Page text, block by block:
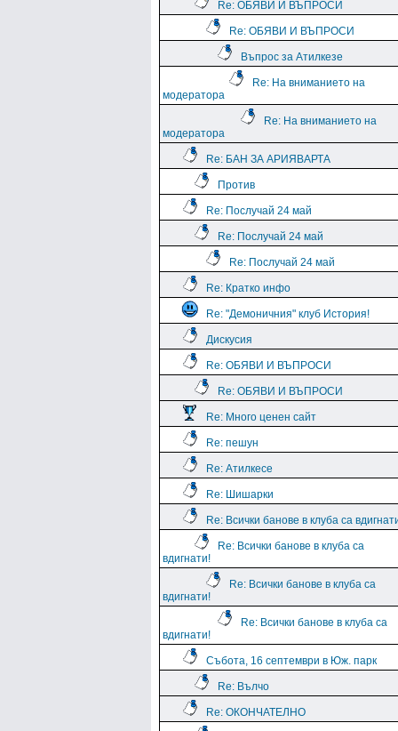
Re: ОБЯВИ И ВЪПРОСИ
Re: ОБЯВИ И ВЪПРОСИ
Въпрос за Атилкезе
Re: На вниманието на
модератора
Re: На вниманието на
модератора
Re: БАН ЗА АРИЯВАРТА
Против
Re: Послучай 24 май
Re: Послучай 24 май
Re: Послучай 24 май
Re: Кратко инфо
Re: "Демоничния" клуб История!
Дискусия
Re: ОБЯВИ И ВЪПРОСИ
Re: ОБЯВИ И ВЪПРОСИ
Re: Много ценен сайт
Re: пешун
Re: Атилкесе
Re: Шишарки
Re: Всички банове в клуба са
Re: Всички банове в клуба са
вдигнати!
Re: Всички банове в клуба са
вдигнати!
Re: Всички банове в клуба са
вдигнати!
Събота, 16 септември в Юж. парк
Re: Вълчо
Re: ОКОНЧАТЕЛНО